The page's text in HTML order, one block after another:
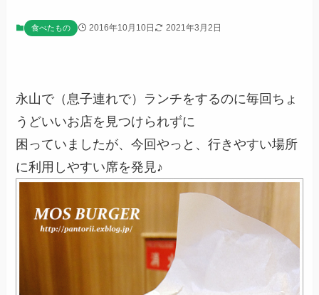
食べたもの 2016年10月10日 2021年3月2日
永山で（息子連れで）ランチをするのに毎回ちょ
うどいいお店を見つけられずに
困っていましたが、今回やっと、行きやすい場所
に利用しやすい席を発見♪